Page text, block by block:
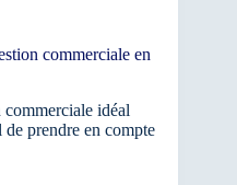
commerciale en
idéal
prendre en compte